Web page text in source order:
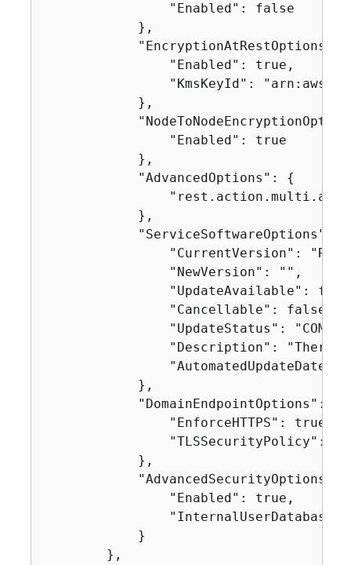
                "Enabled": false
            },
            "EncryptionAtRestOptions":
                "Enabled": true,
"KmsKeyId":
            },
                "Enabled": true
            },
            "AdvancedOptions":
{
            },
            "ServiceSoftwareOptions":
"CurrentVersion":
                "NewVersion": "",
"UpdateAvailable":
                "Cancellable": false,
"UpdateStatus":
"Description": "There
"AutomatedUpdateDate":
            },
            "DomainEndpointOptions":
                "EnforceHTTPS": true,
"TLSSecurityPolicy":
            },
            "AdvancedSecurityOptions":
                "Enabled": true,
            }
        },